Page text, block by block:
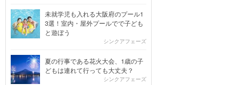
未就学児も入れる大阪府のプール1
3選！室内・屋外プールでで子ども
と遊ぼう
シンクアフェーズ
夏の行事である花火大会、1歳の子
どもは連れて行っても大丈夫？
シンクアフェーズ